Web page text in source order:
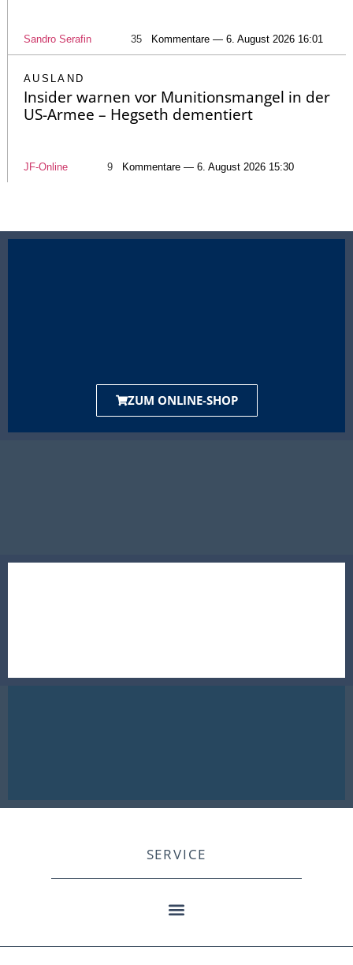
Sandro Serafin 35 Kommentare — 6. August 2026 16:01
AUSLAND
Insider warnen vor Munitionsmangel in der
US-Armee – Hegseth dementiert
JF-Online 9 Kommentare — 6. August 2026 15:30
ZUM ONLINE-SHOP
SERVICE